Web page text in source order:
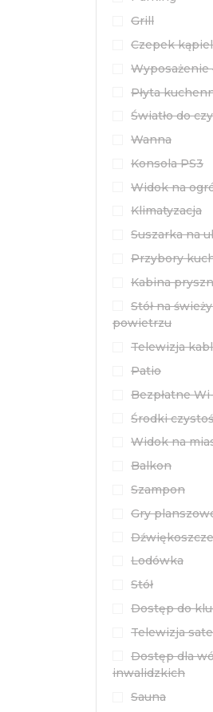
Grill
Czepek
Wyposażenie
Płyta
Światło do
Wanna
Konsola PS3
Widok na
Klimatyzacja
Suszarka na
Przybory
Kabina
Stół na
powietrzu
Telewizja
Patio
Bezpłatne
Środki
Widok na
Balkon
Szampon
Gry
Lodówka
Stół
Dostęp do
Telewizja
Dostęp dla
inwalidzkich
Sauna